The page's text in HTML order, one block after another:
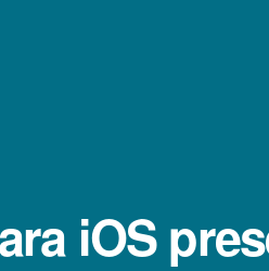
iOS